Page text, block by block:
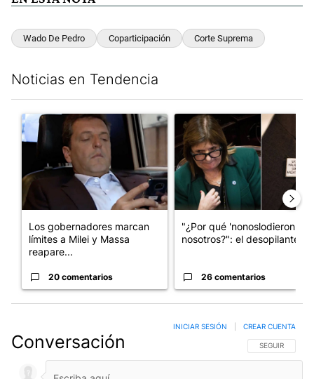
Wado De Pedro Coparticipación Corte Suprema
Noticias en Tendencia
Un artículo de tendencia con el título "Los gobernadores
Los gobernadores marcan
límites a Milei y Massa
reapare...
20 comentarios
Un artículo de tendencia con
"¿Por qué 'nonoslodieron' a
nosotros?": el desopilante ...
26 comentarios
Conversación SIGA ESTA
SEGUIR
INICIAR SESIÓN CREAR CUENTA